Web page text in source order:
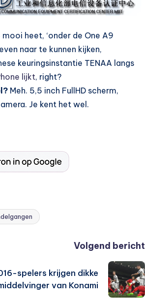
heet, ‘onder de One A9
naar te kunnen kijken,
keuringsinstantie TENAA langs
lijkt, right?
Meh. 5,5 inch FullHD scherm,
Je kent het wel.
Volgend bericht
spelers krijgen dikke
van Konami